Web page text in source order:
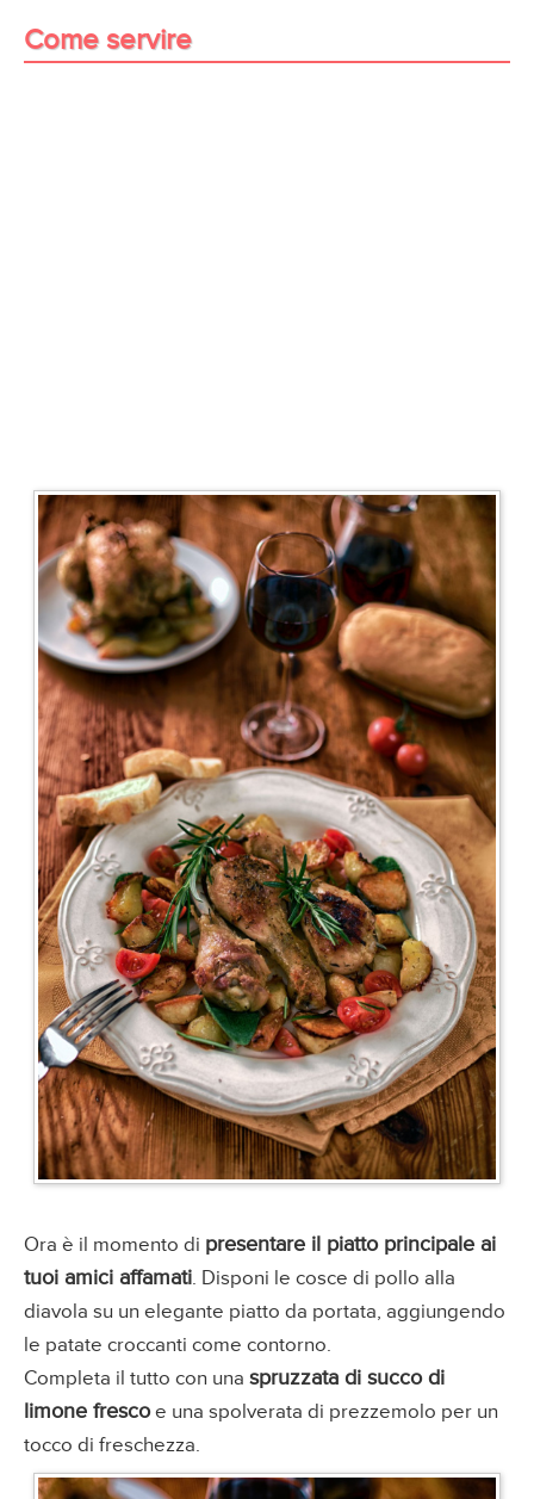
Come servire
Ora è il momento di presentare il piatto principale ai
tuoi amici affamati. Disponi le cosce di pollo alla
diavola su un elegante piatto da portata, aggiungendo
le patate croccanti come contorno.
Completa il tutto con una spruzzata di succo di
limone frescoe una spolverata di prezzemolo per un
tocco di freschezza.